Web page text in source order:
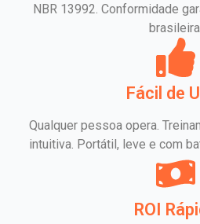
NBR 13992. Conformidade
brasileira.
Fácil de
Qualquer pessoa opera.
intuitiva. Portátil, leve e com
ROI